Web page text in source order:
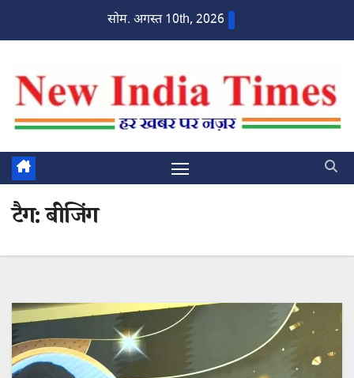
सोम. अगस्त 10th, 2026
टैग:बीजिंग